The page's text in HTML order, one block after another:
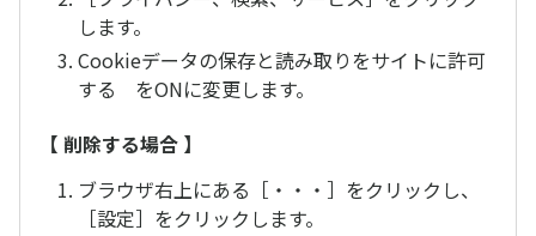
します。
Cookieデータの保存と読み取りをサイトに許可
する をONに変更します。
【 削除する場合 】
ブラウザ右上にある［・・・］をクリックし、
［設定］をクリックします。